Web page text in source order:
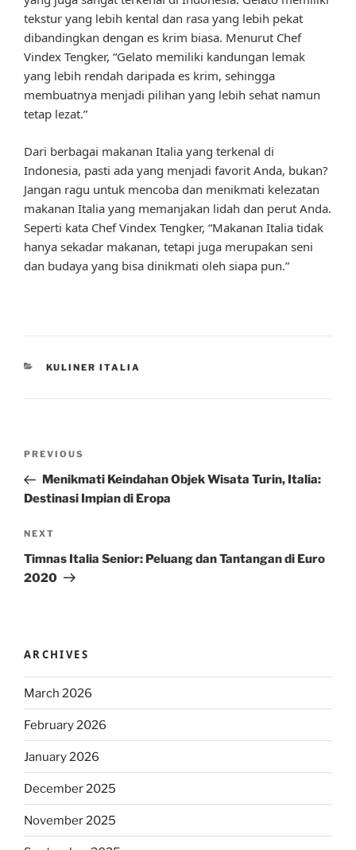
tekstur yang lebih kental dan rasa yang lebih pekat
dibandingkan dengan es krim biasa. Menurut Chef
Vindex Tengker, “Gelato memiliki kandungan lemak
yang lebih rendah daripada es krim, sehingga
membuatnya menjadi pilihan yang lebih sehat namun
tetap lezat.”
Dari berbagai makanan Italia yang terkenal di
Indonesia, pasti ada yang menjadi favorit Anda, bukan?
Jangan ragu untuk mencoba dan menikmati kelezatan
makanan Italia yang memanjakan lidah dan perut Anda.
Seperti kata Chef Vindex Tengker, “Makanan Italia tidak
hanya sekadar makanan, tetapi juga merupakan seni
dan budaya yang bisa dinikmati oleh siapa pun.”
CATEGORIES
KULINER ITALIA
Previous
Post
PREVIOUS
Menikmati Keindahan Objek Wisata Turin, Italia:
Destinasi Impian di Eropa
Next
Post
NEXT
Timnas Italia Senior: Peluang dan Tantangan di Euro
2020
ARCHIVES
March 2026
February 2026
January 2026
December 2025
November 2025